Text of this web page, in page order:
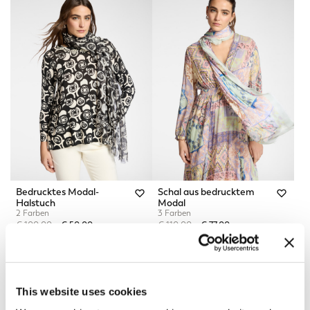
This website uses cookies
Bedrucktes Modal-
Halstuch
2 Farben
Price reduced from
€ 100,00 € 50,00
Schal aus bedrucktem
Modal
3 Farben
Price reduced from
€ 110,00 € 77,00